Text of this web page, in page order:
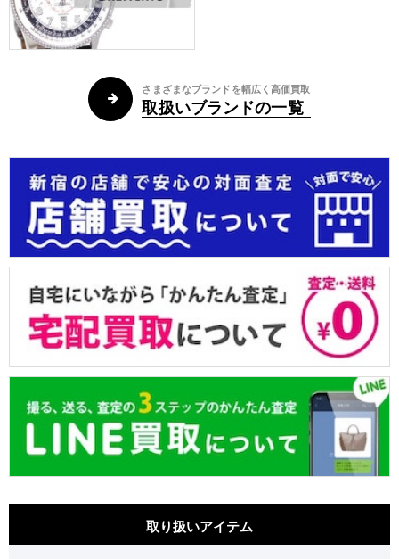
さまざまなブランドを幅広く高価買取
取扱いブランドの一覧
取り扱いアイテム